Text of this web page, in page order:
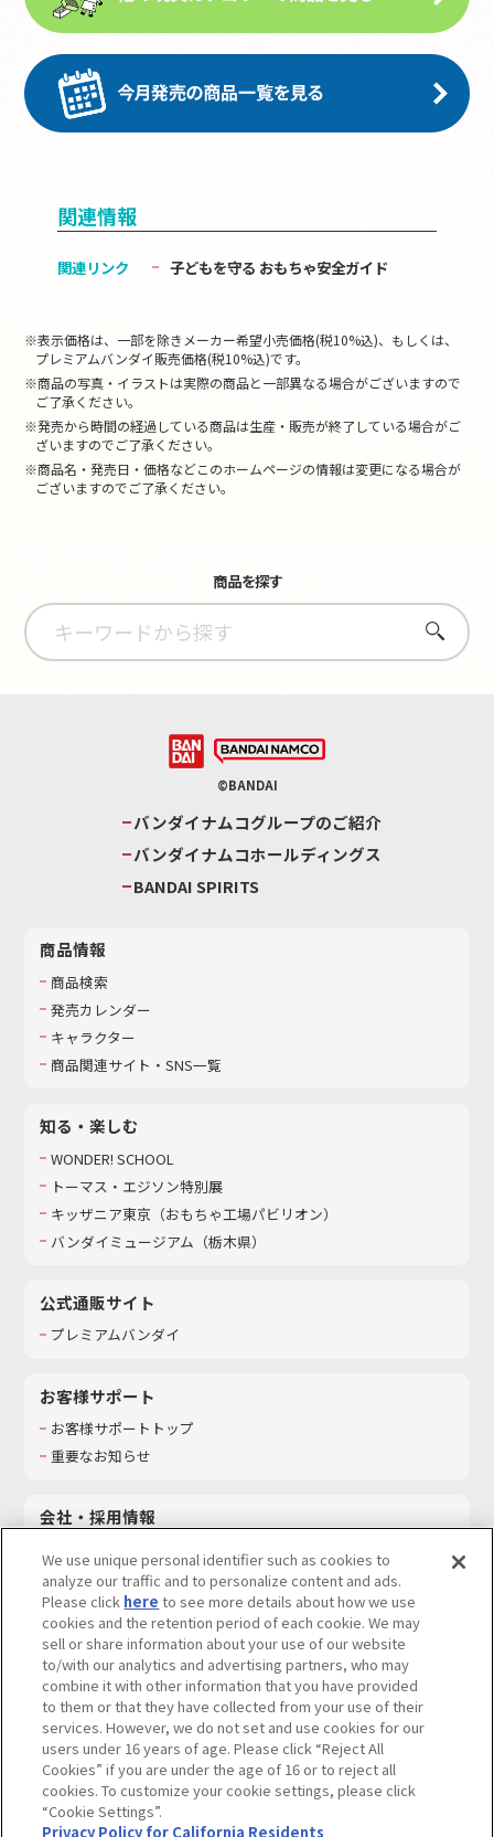
関連情報
関連リンク 子どもを守る おもちゃ安全ガイド
※表示価格は、一部を除きメーカー希望小売価格(税10%込)、もしくは、
プレミアムバンダイ販売価格(税10%込)です。
※商品の写真・イラストは実際の商品と一部異なる場合がございますので
ご了承ください。
※発売から時間の経過している商品は生産・販売が終了している場合がご
ざいますのでご了承ください。
※商品名・発売日・価格などこのホームページの情報は変更になる場合が
ございますのでご了承ください。
商品を探す
さがす
©BANDAI
バンダイナムコグループのご紹介
バンダイナムコホールディングス
BANDAI SPIRITS
商品情報
商品検索
発売カレンダー
キャラクター
商品関連サイト・SNS一覧
知る・楽しむ
WONDER! SCHOOL
トーマス・エジソン特別展
キッザニア東京（おもちゃ工場パビリオン）​
バンダイミュージアム（栃木県）
公式通販サイト
プレミアムバンダイ
お客様サポート
お客様サポートトップ
重要なお知らせ
会社・採用情報
採用情報
サステナビリティ
お問い合わせ
ウェブサイトご利用条件 ソーシャルメディアポリシー
個人情報及び特定個人情報等の取り扱いに関する保護方針
Do Not Sell or Share My Personal Information著作権・商標について
カスタマーハラスメントに対する基本的な対応方針
We use unique personal identifier such as cookies to
analyze our traffic and to personalize content and ads.
Please click here to see more details about how we use
cookies and the retention period of each cookie. We may
sell or share information about your use of our website
to/with our analytics and advertising partners, who may
combine it with other information that you have provided
to them or that they have collected from your use of their
services. However, we do not set and use cookies for our
users under 16 years of age. Please click “Reject All
Cookies” if you are under the age of 16 or to reject all
cookies. To customize your cookie settings, please click
“Cookie Settings”.
Privacy Policy for California Residents